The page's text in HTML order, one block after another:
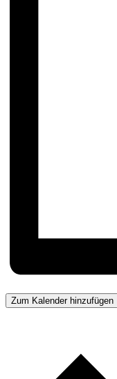
Zum Kalender hinzufügen